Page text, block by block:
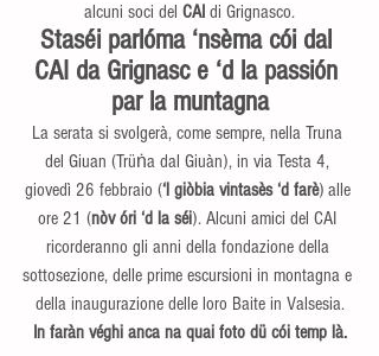
alcuni soci del CAI di Grignasco.
Staséi parlóma ‘nsèma cói dal
CAI da Grignasc e ‘d la passión
par la muntagna
La serata si svolgerà, come sempre, nella Truna
del Giuan (Trüṅa dal Giuàn), in via Testa 4,
giovedì 26 febbraio (‘l giòbia vintasès ‘d farè) alle
ore 21 (nòv óri ‘d la séi). Alcuni amici del CAI
ricorderanno gli anni della fondazione della
sottosezione, delle prime escursioni in montagna e
della inaugurazione delle loro Baite in Valsesia.
In faràn véghi anca na quai foto dü cói temp là.